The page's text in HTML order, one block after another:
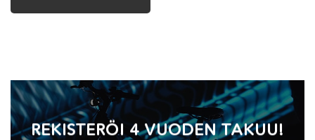
REKISTERÖI 4 VUODEN TAKUU!